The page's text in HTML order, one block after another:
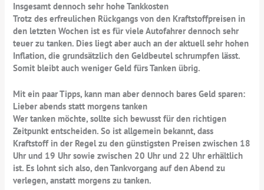
Insgesamt dennoch sehr hohe Tankkosten
Trotz des erfreulichen Rückgangs von den Kraftstoffpreisen in
den letzten Wochen ist es für viele Autofahrer dennoch sehr
teuer zu tanken. Dies liegt aber auch an der aktuell sehr hohen
Inflation, die grundsätzlich den Geldbeutel schrumpfen lässt.
Somit bleibt auch weniger Geld fürs Tanken übrig.
Mit ein paar Tipps, kann man aber dennoch bares Geld sparen:
Lieber abends statt morgens tanken
Wer tanken möchte, sollte sich bewusst für den richtigen
Zeitpunkt entscheiden. So ist allgemein bekannt, dass
Kraftstoff in der Regel zu den günstigsten Preisen zwischen 18
Uhr und 19 Uhr sowie zwischen 20 Uhr und 22 Uhr erhältlich
ist. Es lohnt sich also, den Tankvorgang auf den Abend zu
verlegen, anstatt morgens zu tanken.